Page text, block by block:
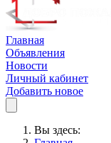
Главная
Объявления
Новости
Личный кабинет
Добавить новое
Вы здесь: